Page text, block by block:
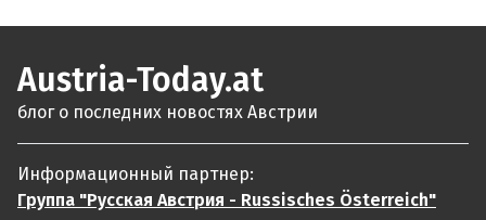
Austria-Today.at
блог о последних новостях Австрии
Информационный партнер:
Группа "Русская Австрия - Russisches Österreich"